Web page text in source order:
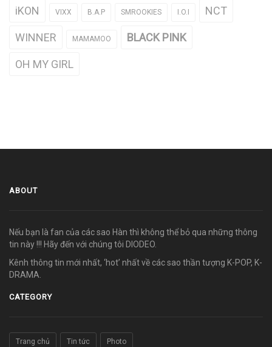
iKON VIXX B.A.P SMROOKIES I.O.I NCT
WINNER MAMAMOO BLACK PINK
OH MY GIRL
ABOUT
Nếu bạn là fan của các sao Hàn thì không thể bỏ qua những thông
tin này !!! Hãy đến với chúng tôi DIODEO.
Kênh thông tin mới nhất, ‘hot’ nhất về các sao thần tượng K-POP, K-
DRAMA.
CATEGORY
Trang chủ Tin tức Photo